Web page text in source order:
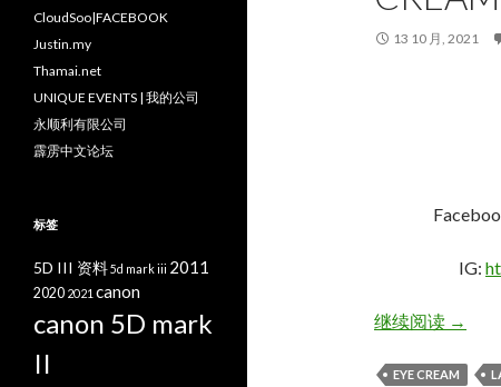
13 10 月, 2021
IG:
继续阅读淡纹小
→
EYE CREAM
CloudSoo|FACEBOOK
Justin.my
Thamai.net
UNIQUE EVENTS | 我的公司
永顺利有限公司
霹雳中文论坛
标签
5D III 资料5d mark iii 2011
2020 2021 canon
canon 5D mark
II